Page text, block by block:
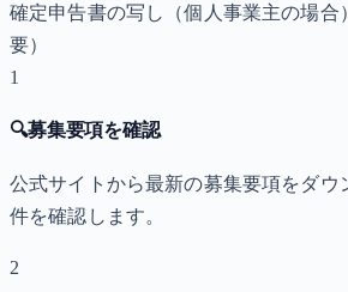
確定申告書の写し（個人事業主の場合）
要）
1
🔍募集要項を確認
公式サイトから最新の募集要項をダウ
件を確認します。
2